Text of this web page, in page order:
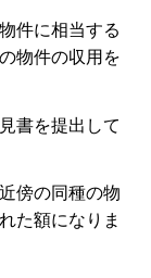
件に相当する
物件の収用を
書を提出して
傍の同種の物
た額になりま